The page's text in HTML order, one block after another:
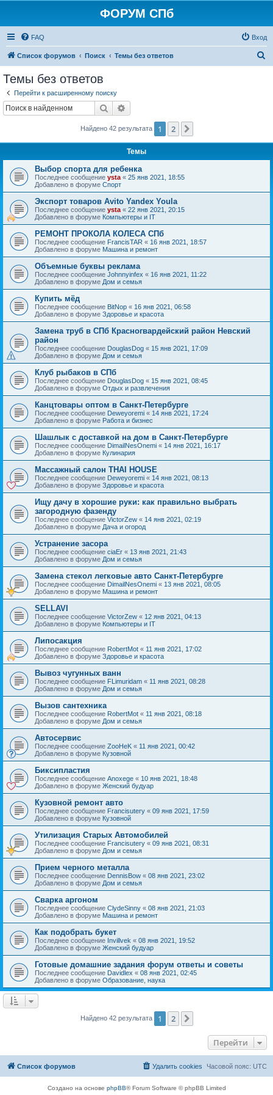
ФОРУМ СПб
FAQ Вход
Список форумов Поиск Темы без ответов
Темы без ответов
Перейти к расширенному поиску
Поиск
Найдено 42 результата 1 2
Темы
Выбор спорта для ребенка
Последнее сообщение ysta « 25 янв 2021, 18:55
Добавлено в форуме Спорт
Экспорт товаров Avito Yandex Youla
Последнее сообщение ysta « 22 янв 2021, 20:15
Добавлено в форуме Компьютеры и IT
РЕМОНТ ПРОКОЛА КОЛЕСА СПб
Последнее сообщение FrancisTAR « 16 янв 2021, 18:57
Добавлено в форуме Машина и ремонт
Объемные буквы реклама
Последнее сообщение Johnnyinfex « 16 янв 2021, 11:22
Добавлено в форуме Дом и семья
Купить мёд
Последнее сообщение BitNop « 16 янв 2021, 06:58
Добавлено в форуме Здоровье и красота
Замена труб в СПб Красногвардейский район Невский
район
Последнее сообщение DouglasDog « 15 янв 2021, 17:09
Добавлено в форуме Дом и семья
Клуб рыбаков в СПб
Последнее сообщение DouglasDog « 15 янв 2021, 08:45
Добавлено в форуме Отдых и развлечения
Канцтовары оптом в Санкт-Петербурге
Последнее сообщение Deweyoremi « 14 янв 2021, 17:24
Добавлено в форуме Работа и бизнес
Шашлык с доставкой на дом в Санкт-Петербурге
Последнее сообщение DimailNesOnemi « 14 янв 2021, 16:17
Добавлено в форуме Кулинария
Массажный салон THAI HOUSE
Последнее сообщение Deweyoremi « 14 янв 2021, 08:13
Добавлено в форуме Здоровье и красота
Ищу дачу в хорошие руки: как правильно выбрать
загородную фазенду
Последнее сообщение VictorZew « 14 янв 2021, 02:19
Добавлено в форуме Дача и огород
Устранение засора
Последнее сообщение ciaEr « 13 янв 2021, 21:43
Добавлено в форуме Дом и семья
Замена стекол легковые авто Санкт-Петербурге
Последнее сообщение DimailNesOnemi « 13 янв 2021, 08:05
Добавлено в форуме Машина и ремонт
SELLAVI
Последнее сообщение VictorZew « 12 янв 2021, 04:13
Добавлено в форуме Компьютеры и IT
Липосакция
Последнее сообщение RobertMot « 11 янв 2021, 17:02
Добавлено в форуме Здоровье и красота
Вывоз чугунных ванн
Последнее сообщение FLimuridam « 11 янв 2021, 08:28
Добавлено в форуме Дом и семья
Вызов сантехника
Последнее сообщение RobertMot « 11 янв 2021, 08:18
Добавлено в форуме Дом и семья
Автосервис
Последнее сообщение ZooHeK « 11 янв 2021, 00:42
Добавлено в форуме Кузовной
Биксипластия
Последнее сообщение Anoxege « 10 янв 2021, 18:48
Добавлено в форуме Женский будуар
Кузовной ремонт авто
Последнее сообщение Francisutery « 09 янв 2021, 17:59
Добавлено в форуме Кузовной
Утилизация Старых Автомобилей
Последнее сообщение Francisutery « 09 янв 2021, 08:31
Добавлено в форуме Дом и семья
Прием черного металла
Последнее сообщение DennisBow « 08 янв 2021, 23:02
Добавлено в форуме Дом и семья
Сварка аргоном
Последнее сообщение ClydeSinny « 08 янв 2021, 21:03
Добавлено в форуме Машина и ремонт
Как подобрать букет
Последнее сообщение Invillvek « 08 янв 2021, 19:52
Добавлено в форуме Женский будуар
Готовые домашние задания форум ответы и советы
Последнее сообщение Davidlex « 08 янв 2021, 02:45
Добавлено в форуме Образование, наука
Найдено 42 результата 1 2
Перейти
Список форумов Часовой пояс: UTC
Удалить cookies
Создано на основе phpBB® Forum Software © phpBB Limited